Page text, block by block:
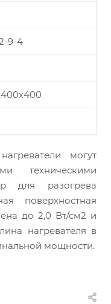
9-4
могут
техническими
для разогрева
поверхностная
до 2,0 Вт/см2 и
нагревателя в
мощности.